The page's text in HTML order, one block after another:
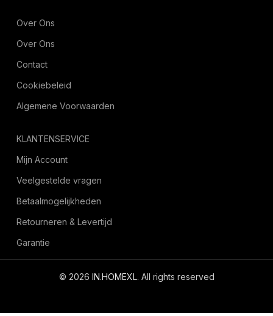
Over Ons
Over Ons
Contact
Cookiebeleid
Algemene Voorwaarden
KLANTENSERVICE
Mijn Account
Veelgestelde vragen
Betaalmogelijkheden
Retourneren & Levertijd
Garantie
© 2026 IN.HOMEXL. All rights reserved